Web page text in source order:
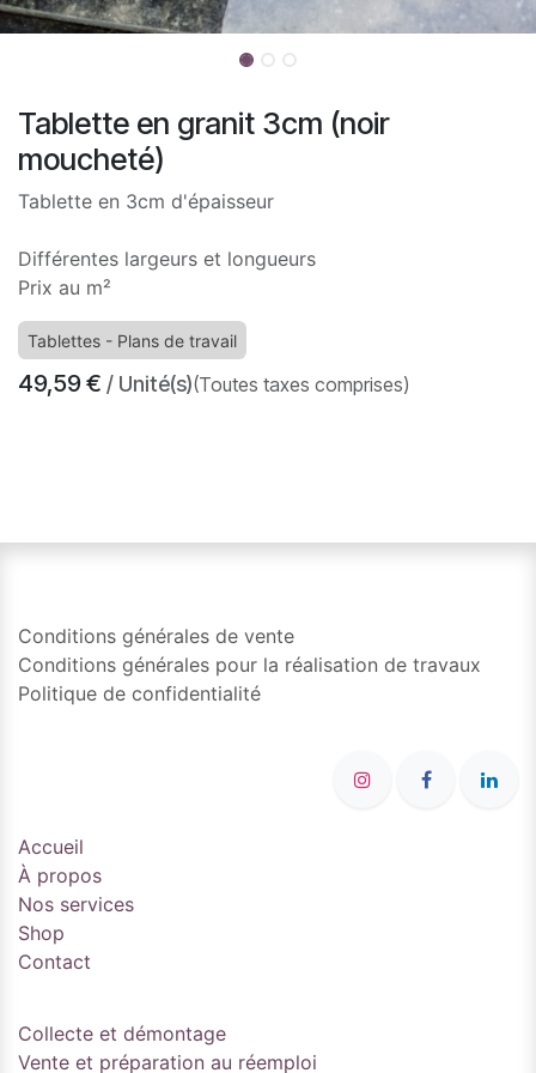
Tablette en granit 3cm (noir
moucheté)
Tablette en 3cm d'épaisseur
Différentes largeurs et longueurs
Prix au m²
Tablettes - Plans de travail
49,59€ / Unité(s)(Toutes taxes comprises)
Conditions générales de vente
Conditions générales pour la réalisation de travaux
Politique de confidentialité
Accueil
À propos
Nos services
Shop
Contact
Collecte et démontage
Vente et préparation au réemploi